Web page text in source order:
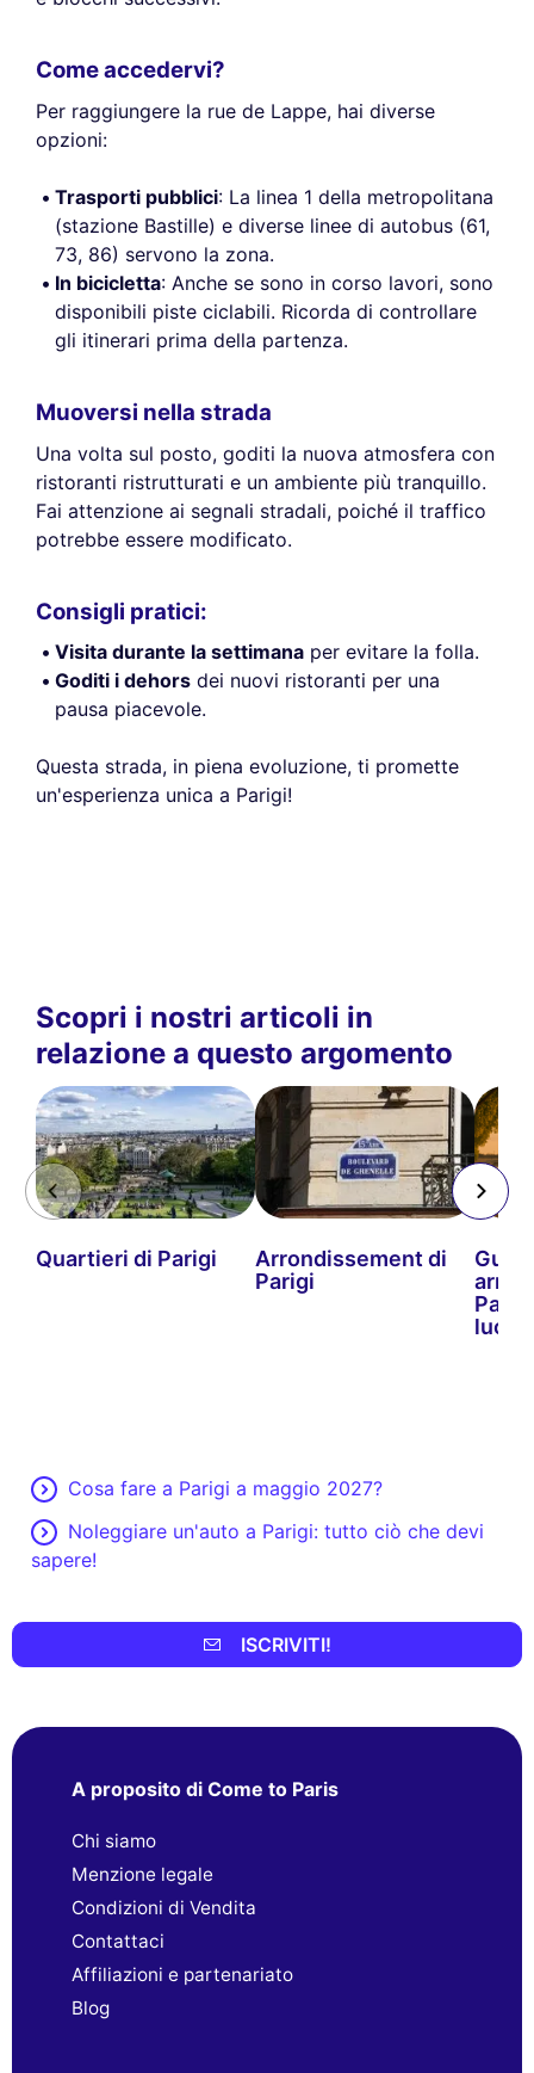
Come accedervi?
Per raggiungere la rue de Lappe, hai diverse
opzioni:
Trasporti pubblici: La linea 1 della metropolitana
(stazione Bastille) e diverse linee di autobus (61,
73, 86) servono la zona.
In bicicletta: Anche se sono in corso lavori, sono
disponibili piste ciclabili. Ricorda di controllare
gli itinerari prima della partenza.
Muoversi nella strada
Una volta sul posto, goditi la nuova atmosfera con
ristoranti ristrutturati e un ambiente più tranquillo.
Fai attenzione ai segnali stradali, poiché il traffico
potrebbe essere modificato.
Consigli pratici:
Visita durante la settimana per evitare la folla.
Goditi i dehors dei nuovi ristoranti per una
pausa piacevole.
Questa strada, in piena evoluzione, ti promette
un'esperienza unica a Parigi!
Scopri i nostri articoli in
relazione a questo argomento
Quartieri di Parigi
Arrondissement di
Parigi
Cosa fare a Parigi a maggio 2027?
Noleggiare un'auto a Parigi: tutto ciò che devi
sapere!
ISCRIVITI!
A proposito di Come to Paris
Chi siamo
Menzione legale
Condizioni di Vendita
Contattaci
Affiliazioni e partenariato
Blog